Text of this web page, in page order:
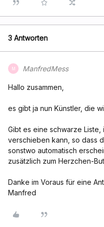
3 Antworten
M ManfredMess
Hallo zusammen,
es gibt ja nun Künstler, die
Gibt es eine schwarze
verschieben kann, so dass
sonstwo automatisch
zusätzlich zum Herzchen-
Danke im Voraus für eine
Manfred